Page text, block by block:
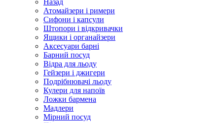
Атомайзери і римери
Сифони і капсули
Штопори і відкривачки
Ящики і органайзери
Аксесуари барні
Барний посуд
Відра для льоду
Гейзери і джигери
Подрібнювачі льоду
Кулери для напоїв
Ложки бармена
Мадлери
Мірний посуд